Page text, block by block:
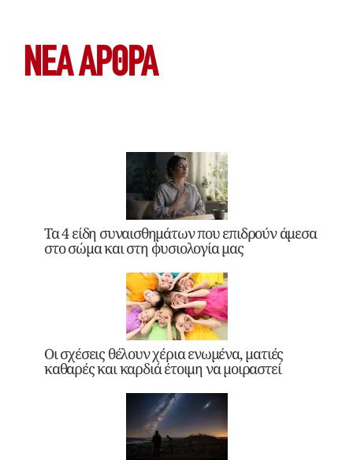
ΝΕΑ ΆΡΘΡΑ
Τα 4 είδη συναισθημάτων που επιδρούν άμεσα
στο σώμα και στη φυσιολογία μας
Οι σχέσεις θέλουν χέρια ενωμένα, ματιές
καθαρές και καρδιά έτοιμη να μοιραστεί